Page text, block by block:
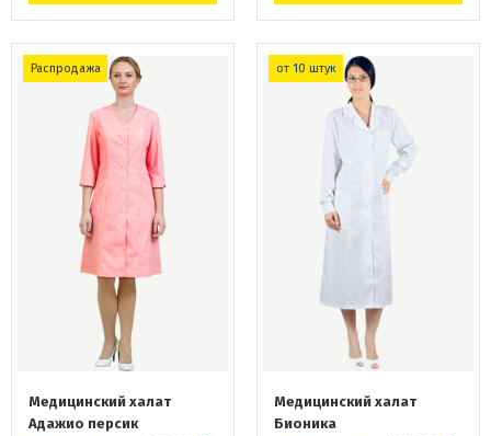
Распродажа
Медицинский халат
Адажио персик
от 10 штук
Медицинский халат
Бионика